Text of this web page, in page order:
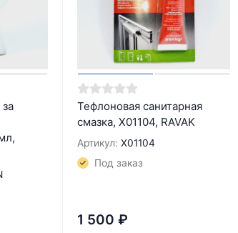
Тефлоновая санитарная
смазка, X01104, RAVAK
Артикул: X01104
Под заказ
1 500 ₽